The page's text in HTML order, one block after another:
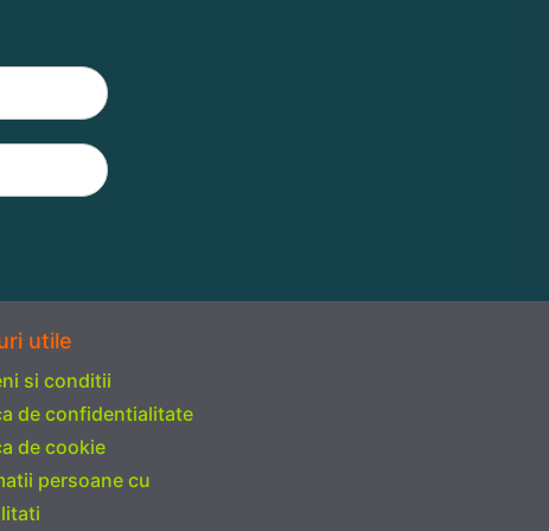
utile
si conditii
de confidentialitate
de cookie
persoane cu